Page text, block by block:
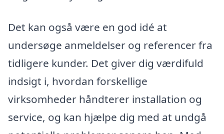
Det kan også være en god idé at
undersøge anmeldelser og referencer fra
tidligere kunder. Det giver dig værdifuld
indsigt i, hvordan forskellige
virksomheder håndterer installation og
service, og kan hjælpe dig med at undgå